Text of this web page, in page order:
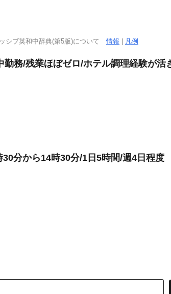
シブ英和中辞典(第5版)について情報 | 凡例
務/残業ほぼゼロ/ホテル調理経験が活
分から14時30分/1日5時間/週4日程度